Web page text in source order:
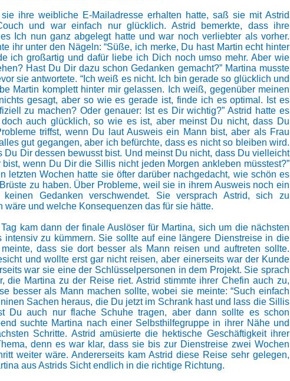
ihre weibliche E-Mailadresse erhalten hatte, saß sie mit Astrid
und war einfach nur glücklich. Astrid bemerkte, dass ihre
Ich nun ganz abgelegt hatte und war noch verliebter als vorher.
ihr unter den Nägeln: “Süße, ich merke, Du hast Martin echt hinter
ich großartig und dafür liebe ich Dich noch umso mehr. Aber wie
Hast Du Dir dazu schon Gedanken gemacht?” Martina musste
sie antwortete. “Ich weiß es nicht. Ich bin gerade so glücklich und
Martin komplett hinter mir gelassen. Ich weiß, gegenüber meinen
gesagt, aber so wie es gerade ist, finde ich es optimal. Ist es
zu machen? Oder genauer: Ist es Dir wichtig?” Astrid hatte es
auch glücklich, so wie es ist, aber meinst Du nicht, dass Du
triffst, wenn Du laut Ausweis ein Mann bist, aber als Frau
gut gegangen, aber ich befürchte, dass es nicht so bleiben wird.
Du Dir dessen bewusst bist. Und meinst Du nicht, dass Du vielleicht
wenn Du Dir die Sillis nicht jeden Morgen ankleben müsstest?”
letzten Wochen hatte sie öfter darüber nachgedacht, wie schön es
zu haben. Über Probleme, weil sie in ihrem Ausweis noch ein
Gedanken verschwendet. Sie versprach Astrid, sich zu
wäre und welche Konsequenzen das für sie hätte.
kam dann der finale Auslöser für Martina, sich um die nächsten
intensiv zu kümmern. Sie sollte auf eine längere Dienstreise in die
dass sie dort besser als Mann reisen und auftreten sollte.
und wollte erst gar nicht reisen, aber einerseits war der Kunde
war sie eine der Schlüsselpersonen in dem Projekt. Sie sprach
die Martina zu der Reise riet. Astrid stimmte ihrer Chefin auch zu,
besser als Mann machen sollte, wobei sie meinte: “Such einfach
Sachen heraus, die Du jetzt im Schrank hast und lass die Sillis
Du auch nur flache Schuhe tragen, aber dann sollte es schon
suchte Martina nach einer Selbsthilfegruppe in ihrer Nähe und
Schritte. Astrid amüsierte die hektische Geschäftigkeit ihrer
denn es war klar, dass sie bis zur Dienstreise zwei Wochen
weiter wäre. Andererseits kam Astrid diese Reise sehr gelegen,
aus Astrids Sicht endlich in die richtige Richtung.